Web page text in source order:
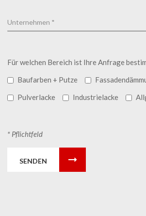
Für welchen Bereich ist Ihre Anfrage
Baufarben + Putze
Pulverlacke
Industrielacke
* Pflichtfeld
SENDEN